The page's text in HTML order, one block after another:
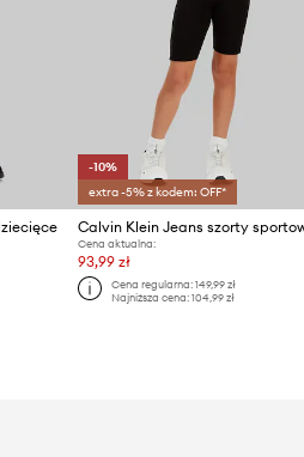
-10%
extra -5% z kodem: OFF*
Cena aktualna:
93,99 zł
Cena regularna: 149,99 zł
Najniższa cena: 104,99 zł